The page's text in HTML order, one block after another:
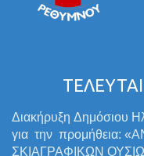
Διακήρυξη Δημόσιου
για την προμήθεια:
ΣΚΙΑΓΡΑΦΙΚΩΝ